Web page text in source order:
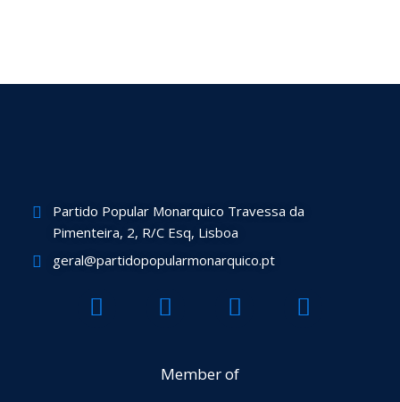
Partido Popular Monarquico Travessa da
Pimenteira, 2, R/C Esq, Lisboa
geral@partidopopularmonarquico.pt
F
a
T
w
t
Y
o
t
I
n
Member of